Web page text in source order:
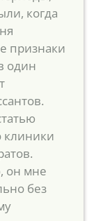
когда
признаки
один
клиники
он мне
без